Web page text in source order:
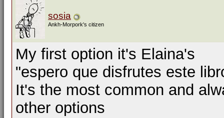
sosia
Ankh-Morpork's citizen
My first option it's Elaina's
"espero que disfrutes este
It's the most common and
other options